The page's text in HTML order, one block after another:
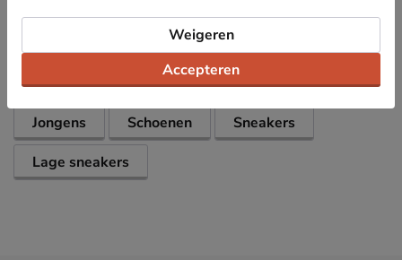
Jongens Schoenen
Sneakers
Lage sneakers
Accepteren
Weigeren